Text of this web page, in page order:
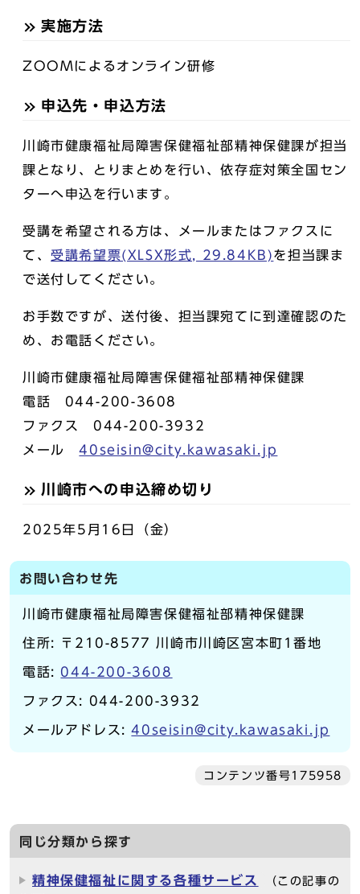
実施方法
ZOOMによるオンライン研修
申込先・申込方法
川崎市健康福祉局障害保健福祉部精神保健課が担当
課となり、とりまとめを行い、依存症対策全国セン
ターへ申込を行います。
受講を希望される方は、メールまたはファクスに
て、 受講希望票(XLSX形式, 29.84KB)を担当課ま
で送付してください。
お手数ですが、送付後、担当課宛てに到達確認のた
め、お電話ください。
川崎市健康福祉局障害保健福祉部精神保健課
電話 044-200-3608
ファクス 044-200-3932
メール40seisin@city.kawasaki.jp
川崎市への申込締め切り
2025年5月16日（金）
お問い合わせ先
川崎市健康福祉局障害保健福祉部精神保健課
住所: 〒210-8577 川崎市川崎区宮本町1番地
電話: 044-200-3608
ファクス: 044-200-3932
メールアドレス:40seisin@city.kawasaki.jp
コンテンツ番号175958
同じ分類から探す
精神保健福祉に関する各種サービス
（この記事の